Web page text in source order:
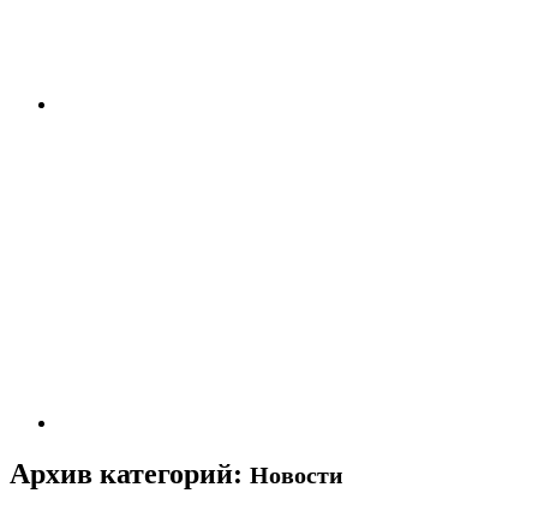
Архив категорий: Новости